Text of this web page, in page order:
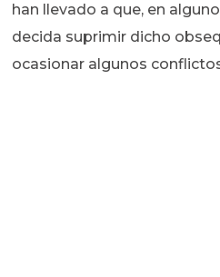
han llevado a que, en
decida suprimir dicho
ocasionar algunos